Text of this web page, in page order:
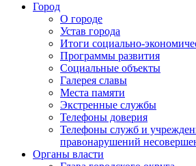
Город
О городе
Устав города
Итоги социально-
Программы развития
Социальные объекты
Галерея славы
Места памяти
Экстренные службы
Телефоны доверия
Телефоны служб и
правонарушений
Органы власти